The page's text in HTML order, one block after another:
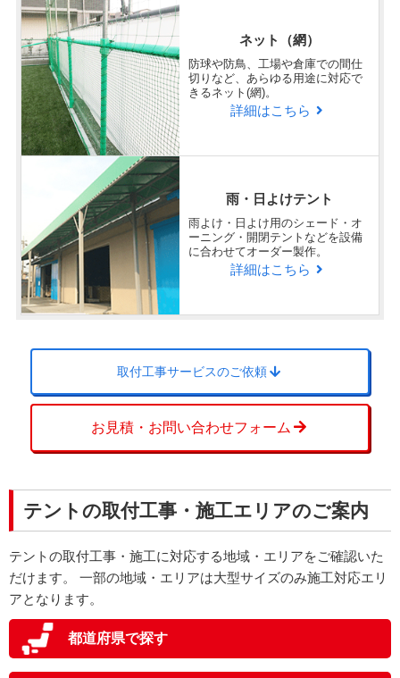
ネット（網）
防球や防鳥、工場や倉庫での間仕
切りなど、あらゆる用途に対応で
きるネット(網)。
詳細はこちら
雨・日よけテント
雨よけ・日よけ用のシェード・オ
ーニング・開閉テントなどを設備
に合わせてオーダー製作。
詳細はこちら
取付工事サービスのご依頼
お見積・お問い合わせフォーム
テントの取付工事・施工エリアのご案内
テントの取付工事・施工に対応する地域・エリアをご確認いた
だけます。 一部の地域・エリアは大型サイズのみ施工対応エリ
アとなります。
都道府県で探す